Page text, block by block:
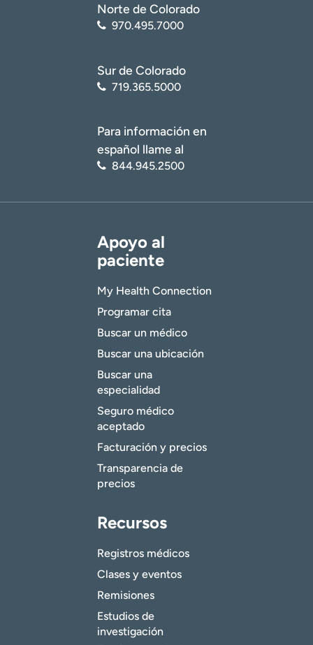
Norte de Colorado
970.495.7000
Sur de Colorado
719.365.5000
Para información en
español llame al
844.945.2500
Apoyo al
paciente
My Health Connection
Programar cita
Buscar un médico
Buscar una ubicación
Buscar una
especialidad
Seguro médico
aceptado
Facturación y precios
Transparencia de
precios
Recursos
Registros médicos
Clases y eventos
Remisiones
Estudios de
investigación